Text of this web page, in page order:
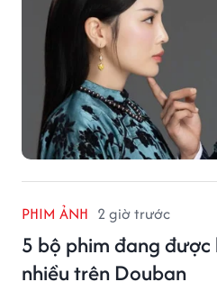
PHIM ẢNH 2 giờ trước
5 bộ phim đang được
nhiều trên Douban